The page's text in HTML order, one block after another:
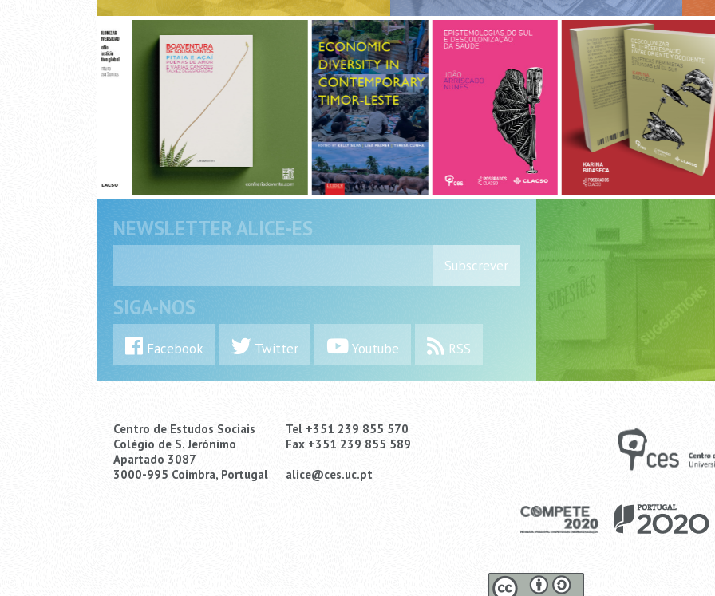
NEWSLETTER ALICE-ES
Subscrever
SIGA-NOS
Facebook Twitter Youtube RSS
Centro de Estudos Sociais
Colégio de S. Jerónimo
Apartado 3087
3000-995 Coimbra, Portugal
Tel +351 239 855 570
Fax +351 239 855 589
alice@ces.uc.pt